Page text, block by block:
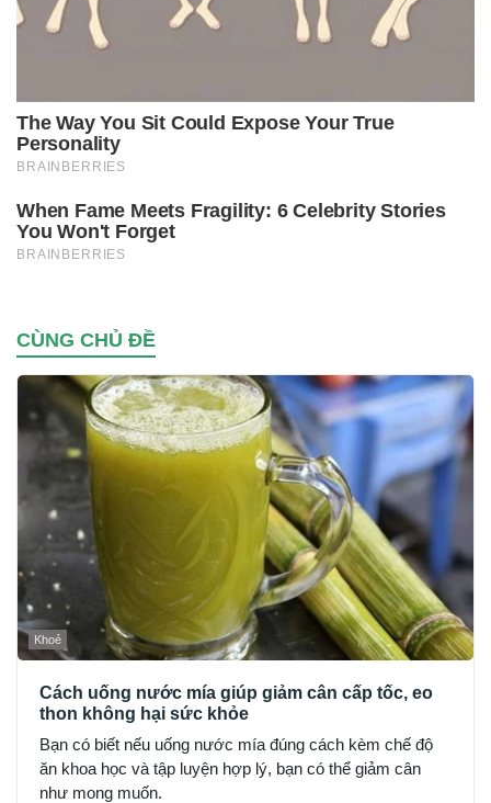
CÙNG CHỦ ĐỀ
Khoẻ
Cách uống nước mía giúp giảm cân cấp tốc, eo
thon không hại sức khỏe
Bạn có biết nếu uống nước mía đúng cách kèm chế độ
ăn khoa học và tập luyện hợp lý, bạn có thể giảm cân
như mong muốn.